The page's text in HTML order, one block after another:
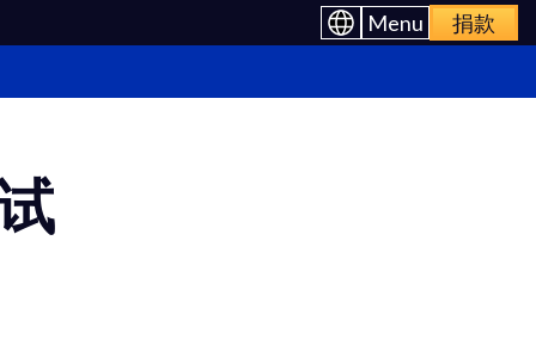
Menu 捐款